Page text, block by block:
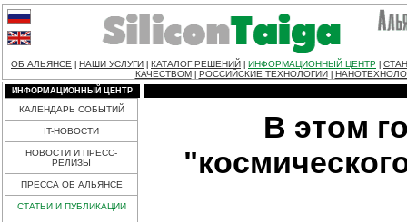
ОБ АЛЬЯНСЕ НАШИ УСЛУГИ КАТАЛОГ РЕШЕНИЙ ИНФОРМАЦИОННЫЙ ЦЕНТР
КАЧЕСТВОМ
РОССИЙСКИЕ ТЕХНОЛОГИИ
ИНФОРМАЦИОННЫЙ ЦЕНТР
КАЛЕНДАРЬ СОБЫТИЙ
IT-НОВОСТИ
НОВОСТИ И ПРЕСС-
РЕЛИЗЫ
ПРЕССА ОБ АЛЬЯНСЕ
СТАТЬИ И ПУБЛИКАЦИИ
В этом